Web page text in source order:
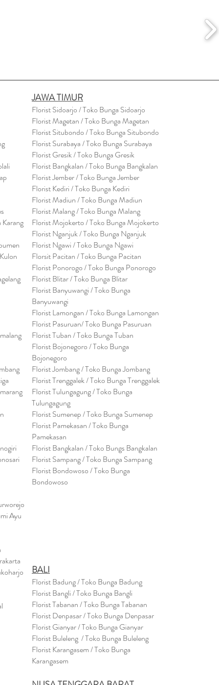
Ayu
JAWA TIMUR
Florist Sidoarjo / Toko Bunga Sidoarjo
Florist Magetan / Toko Bunga Magetan
Florist Situbondo / Toko Bunga Situbondo
Florist Surabaya / Toko Bunga Surabaya
Florist Gresik / Toko Bunga Gresik
FloristBangkalan / Toko Bunga Bangkalan
Florist Jember / Toko Bunga Jember
Florist Kediri / Toko Bunga Kediri
Florist Madiun / Toko Bunga Madiun
Florist Malang / Toko Bunga Malang
Florist Mojokerto / Toko Bunga Mojokerto
Florist Nganjuk / Toko Bunga Nganjuk
Florist Ngawi /Toko Bunga Ngawi
Florsit Pacitan / Toko Bunga Pacitan
Florist Ponorogo / Toko Bunga Ponorogo
Florist Blitar / Toko Bunga Blitar
Florist Banyuwangi / Toko Bunga
Banyuwangi
Florist Lamongan / Toko Bunga Lamongan
Florist Pasuruan/ Toko Bunga Pasuruan
Florist Tuban / Toko Bunga Tuban
Florist Bojonegoro / Toko Bunga
Bojonegoro
Florist Jombang / Toko Bunga Jombang
Florist Trenggalek / Toko Bunga Trenggalek
Florist Tulungagung / Toko Bunga
Tulungagung
Florist Sumenep / Toko Bunga Sumenep
Florist Pamekasan / Toko Bunga
Pamekasan
Florist Bangkalan / Toko Bungs Bangkalan
Florist Sampang / Toko Bunga Sampang
Florist Bondowoso / Toko Bunga
Bondowoso
BALI
Florist Badung / Toko Bunga Badung
Florist Bangli / Toko Bunga Bangli
FloristTabanan/ Toko Bunga Tabanan
Florist Denpasar / Toko Bunga Denpasar
Florist Gianyar / Toko Bunga Gianyar
Florist Buleleng / Toko Bunga Buleleng
Florist Karangasem / Toko Bunga
Karangasem